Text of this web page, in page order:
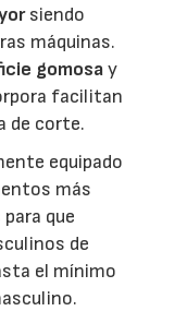
siendo
máquinas.
gomosay
facilitan
de corte.
equipado
más
que
de
el mínimo